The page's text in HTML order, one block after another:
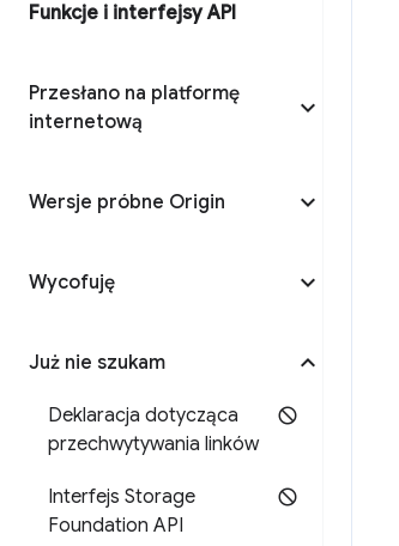
Funkcje i interfejsy API
Przesłano na platformę
internetową
Wersje próbne Origin
Wycofuję
Już nie szukam
Deklaracja dotycząca
przechwytywania linków
Interfejs Storage
Foundation API